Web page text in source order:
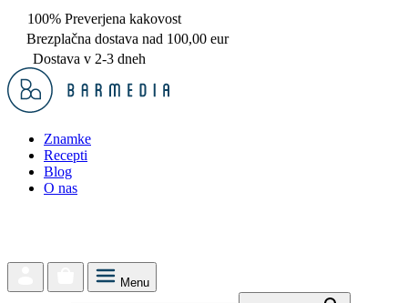
100% Preverjena kakovost
Brezplačna dostava nad 100,00 eur
Dostava v 2-3 dneh
Znamke
Recepti
Blog
O nas
Menu